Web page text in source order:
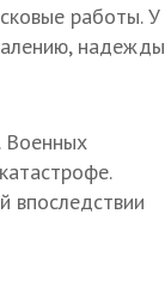
работы. У
надежды
Военных
впоследствии